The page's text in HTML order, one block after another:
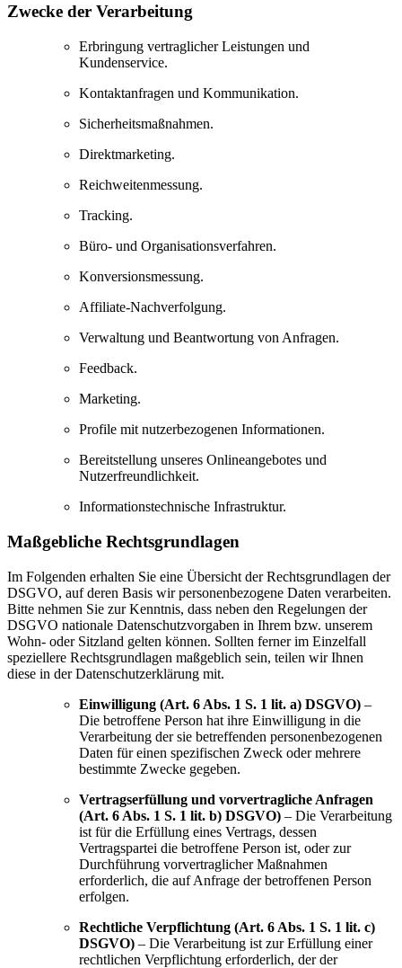
Zwecke der Verarbeitung
Erbringung vertraglicher Leistungen und
Kundenservice.
Kontaktanfragen und Kommunikation.
Sicherheitsmaßnahmen.
Direktmarketing.
Reichweitenmessung.
Tracking.
Büro- und Organisationsverfahren.
Konversionsmessung.
Affiliate-Nachverfolgung.
Verwaltung und Beantwortung von Anfragen.
Feedback.
Marketing.
Profile mit nutzerbezogenen Informationen.
Bereitstellung unseres Onlineangebotes und
Nutzerfreundlichkeit.
Informationstechnische Infrastruktur.
Maßgebliche Rechtsgrundlagen
Im Folgenden erhalten Sie eine Übersicht der Rechtsgrundlagen der
DSGVO, auf deren Basis wir personenbezogene Daten verarbeiten.
Bitte nehmen Sie zur Kenntnis, dass neben den Regelungen der
DSGVO nationale Datenschutzvorgaben in Ihrem bzw. unserem
Wohn- oder Sitzland gelten können. Sollten ferner im Einzelfall
speziellere Rechtsgrundlagen maßgeblich sein, teilen wir Ihnen
diese in der Datenschutzerklärung mit.
Einwilligung (Art. 6 Abs. 1 S. 1 lit. a) DSGVO) –
Die betroffene Person hat ihre Einwilligung in die
Verarbeitung der sie betreffenden personenbezogenen
Daten für einen spezifischen Zweck oder mehrere
bestimmte Zwecke gegeben.
Vertragserfüllung und vorvertragliche Anfragen
(Art. 6 Abs. 1 S. 1 lit. b) DSGVO) – Die Verarbeitung
ist für die Erfüllung eines Vertrags, dessen
Vertragspartei die betroffene Person ist, oder zur
Durchführung vorvertraglicher Maßnahmen
erforderlich, die auf Anfrage der betroffenen Person
erfolgen.
Rechtliche Verpflichtung (Art. 6 Abs. 1 S. 1 lit. c)
DSGVO) – Die Verarbeitung ist zur Erfüllung einer
rechtlichen Verpflichtung erforderlich, der der